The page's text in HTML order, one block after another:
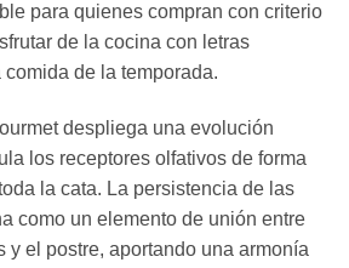
para quienes compran con criterio
de la cocina con letras
de la temporada.
despliega una evolución
los receptores olfativos de forma
la cata. La persistencia de las
como un elemento de unión entre
y el postre, aportando una armonía